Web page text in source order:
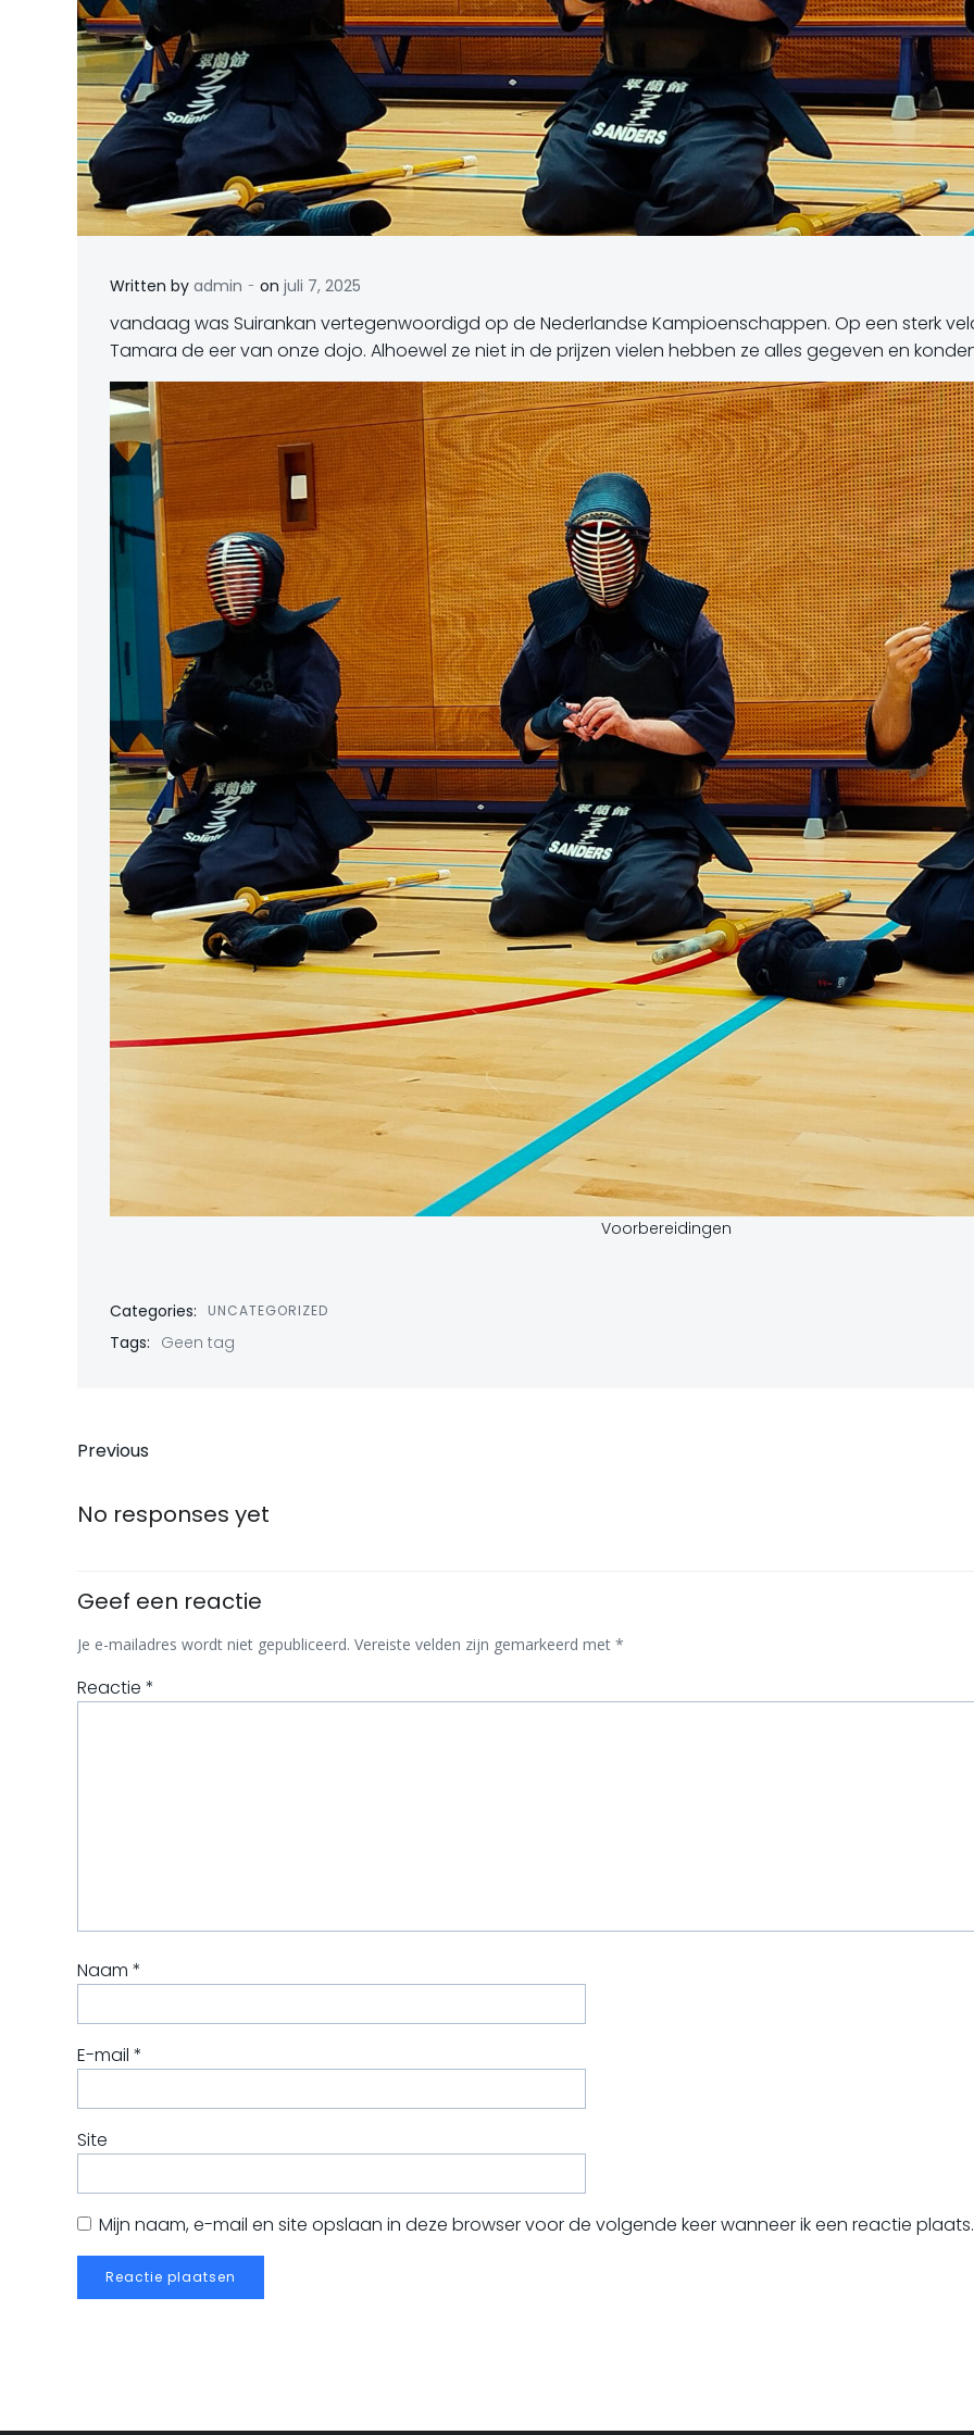
Written by admin - on juli 7, 2025
vandaag was Suirankan vertegenwoordigd op de Nederlandse Kampioenschappen. Op een sterk
Tamara de eer van onze dojo. Alhoewel ze niet in de prijzen vielen hebben ze alles gegeven en
Voorbereidingen
Categories: UNCATEGORIZED
Tags: Geen tag
Bericht
navigatie
Previous
No responses yet
Geef een reactie
Je e-mailadres wordt niet gepubliceerd. Vereiste velden zijn gemarkeerd met *
Reactie *
Naam *
E-mail *
Site
Mijn naam, e-mail en site opslaan in deze browser voor de volgende keer wanneer ik een reactie plaats.